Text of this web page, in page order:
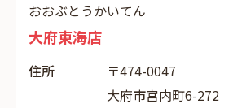
おおぶとうかいてん
大府東海店
住所
〒474-0047
大府市宮内町6-272